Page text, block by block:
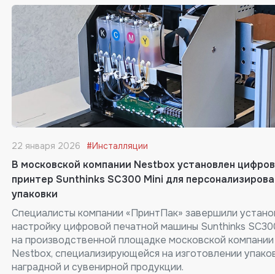
22 января 2026 #Инсталляции
В московской компании Nestbox установлен
принтер Sunthinks SC300 Mini для
упаковки
Специалисты компании «ПринтПак» завершили
настройку цифровой печатной машины Sunthinks
на производственной площадке московской компании
Nestbox, специализирующейся на изготовлении
наградной и сувенирной продукции.